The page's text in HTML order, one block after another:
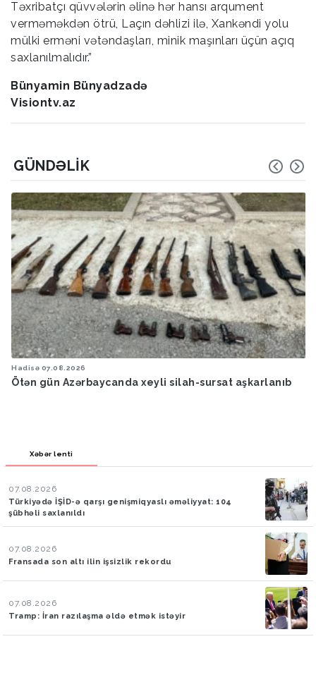
Təxribatçı qüvvələrin əlinə hər hansı arqument
verməməkdən ötrü, Laçın dəhlizi ilə, Xankəndi yolu
mülki erməni vətəndaşları, minik maşınları üçün açıq
saxlanılmalıdır.”
Bünyamin Bünyadzadə
Visiontv.az
GÜNDƏLIK
Hadisə 07.08.2026
Ötən gün Azərbaycanda xeyli silah-sursat aşkarlanıb
Xəbər lenti
07.08.2026
Türkiyədə İŞİD-ə qarşı genişmiqyaslı əməliyyat: 104
şübhəli saxlanıldı
07.08.2026
Fransada son altı ilin işsizlik rekordu
07.08.2026
Tramp: İran razılaşma əldə etmək istəyir